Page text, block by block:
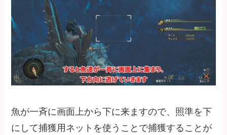
魚が一斉に画面上から下に来ますので、照準を下
にして捕獲用ネットを使うことで捕獲することが